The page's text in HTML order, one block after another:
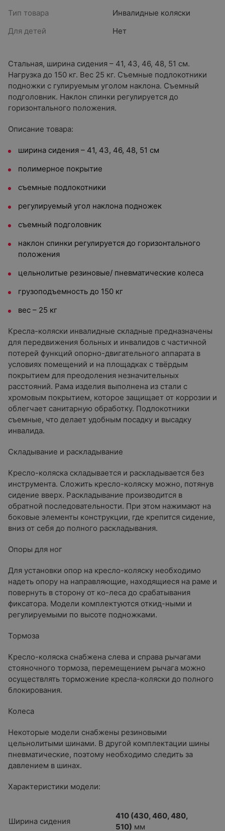
Тип товара
Инвалидные коляски
Для детей
Нет
Стальная, ширина сидения – 41, 43, 46, 48, 51 см.
Нагрузка до 150 кг. Вес 25 кг. Съемные подлокотники
подножки с гулируемым уголом наклона. Съемный
подголовник. Наклон спинки регулируется до
горизонтального положения.
Описание товара:
ширина сидения – 41, 43, 46, 48, 51 см
полимерное покрытие
cъемные подлокотники
регулируемый угол наклона подножек
съемный подголовник
наклон спинки регулируется до горизонтального
положения
цельнолитые резиновые/ пневматические колеса
грузоподъемность до 150 кг
вес – 25 кг
Кресла-коляски инвалидные складные предназначены
для передвижения больных и инвалидов с частичной
потерей функций опорно-двигательного аппарата в
условиях помещений и на площадках с твёрдым
покрытием для преодоления незначительных
расстояний. Рама изделия выполнена из стали с
хромовым покрытием, которое защищает от коррозии и
облегчает санитарную обработку. Подлокотники
съемные, что делает удобным посадку и высадку
инвалида.
Складывание и раскладывание
Кресло-коляска складывается и раскладывается без
инструмента. Сложить кресло-коляску можно, потянув
сидение вверх. Раскладывание производится в
обратной последовательности. При этом нажимают на
боковые элементы конструкции, где крепится сидение,
вниз от себя до полного раскладывания.
Опоры для ног
Для установки опор на кресло-коляску необходимо
надеть опору на направляющие, находящиеся на раме и
повернуть в сторону от ко-леса до срабатывания
фиксатора. Модели комплектуются откид-ными и
регулируемыми по высоте подножками.
Тормоза
Кресло-коляска снабжена слева и справа рычагами
стояночного тормоза, перемещением рычага можно
осуществлять торможение кресла-коляски до полного
блокирования.
Колеса
Некоторые модели снабжены резиновыми
цельнолитыми шинами. В другой комплектации шины
пневматические, поэтому необходимо следить за
давлением в шинах.
Характеристики модели:
Ширина сидения
410 (430, 460, 480,
510) мм